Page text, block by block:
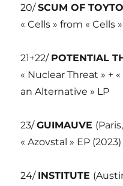
20/SCUM OF
« Cells » from « Cells
21+22/ POTENTIAL
« Nuclear Threat » +
an Alternative » LP
23/GUIMAUVE
« Azovstal » EP (2023)
24/ INSTITUTE